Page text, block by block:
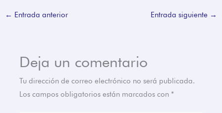
← Entrada anterior Entrada siguiente →
Deja un comentario
Tu dirección de correo electrónico no será publicada.
Los campos obligatorios están marcados con *